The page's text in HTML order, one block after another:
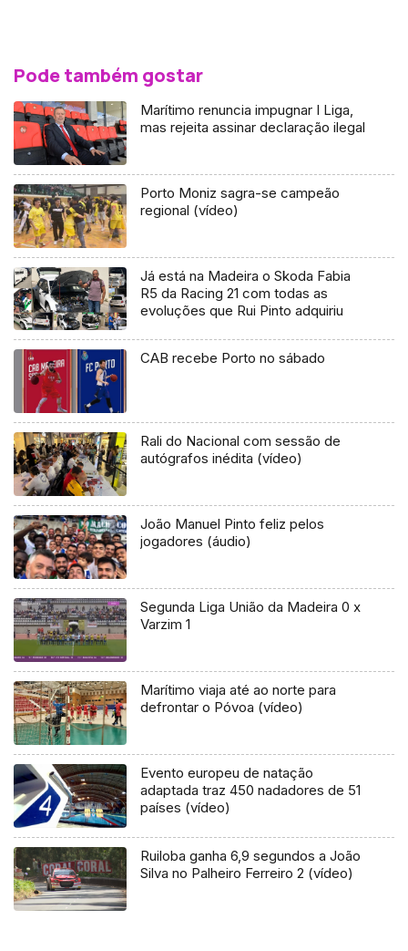
Pode também gostar
Marítimo renuncia impugnar I Liga,
mas rejeita assinar declaração ilegal
Porto Moniz sagra-se campeão
regional (vídeo)
Já está na Madeira o Skoda Fabia
R5 da Racing 21 com todas as
evoluções que Rui Pinto adquiriu
CAB recebe Porto no sábado
Rali do Nacional com sessão de
autógrafos inédita (vídeo)
João Manuel Pinto feliz pelos
jogadores (áudio)
Segunda Liga União da Madeira 0 x
Varzim 1
Marítimo viaja até ao norte para
defrontar o Póvoa (vídeo)
Evento europeu de natação
adaptada traz 450 nadadores de 51
países (vídeo)
Ruiloba ganha 6,9 segundos a João
Silva no Palheiro Ferreiro 2 (vídeo)